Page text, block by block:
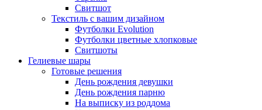
Свитшот
Текстиль с вашим дизайном
Футболки Evolution
Футболки цветные хлопковые
Свитшоты
Гелиевые шары
Готовые решения
День рождения девушки
День рождения парню
На выписку из роддома